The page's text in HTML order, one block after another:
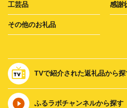
工芸品 感謝
その他のお礼品
TVで紹介された返礼品から探
ふるラボチャンネルから探す